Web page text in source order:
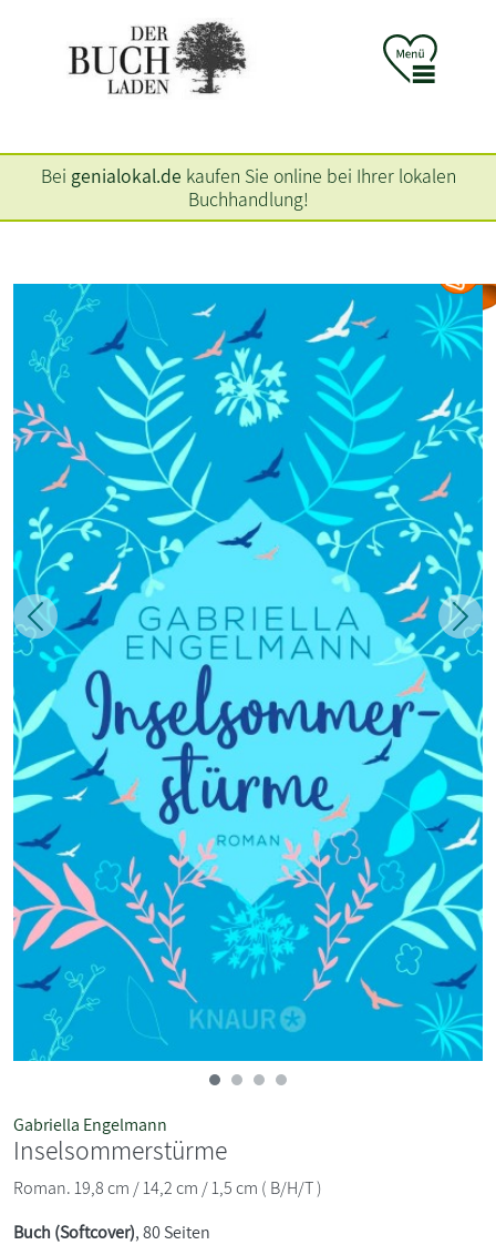
Bei genialokal.de kaufen Sie online bei Ihrer lokalen
Buchhandlung!
Zurück
Gabriella Engelmann
Inselsommerstürme
Roman. 19,8 cm / 14,2 cm / 1,5 cm ( B/H/T )
Buch (Softcover), 80 Seiten